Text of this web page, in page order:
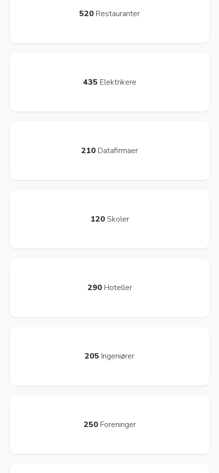
520 Restauranter
435 Elektrikere
210 Datafirmaer
120 Skoler
290 Hoteller
205 Ingeniører
250 Foreninger